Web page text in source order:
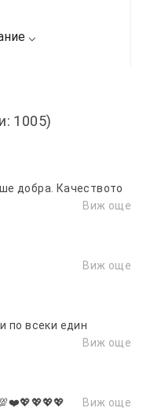
1005)
добра. Качеството
Виж още
Виж още
по всеки един
Виж още
Виж още